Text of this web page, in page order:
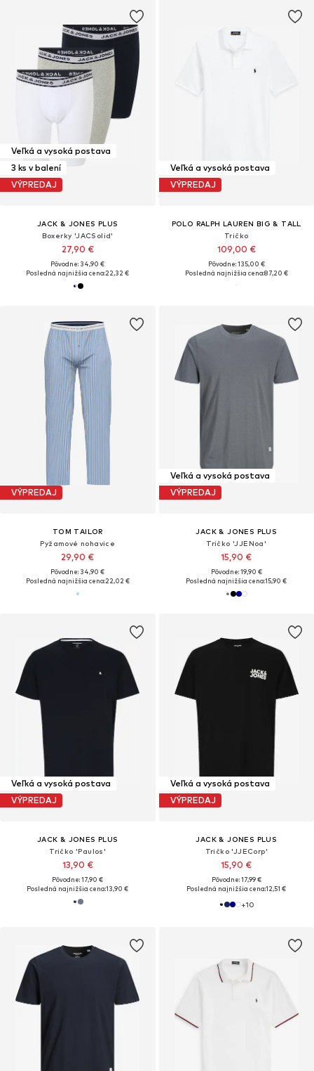
Veľká a vysoká postava
3 ks v balení
VÝPREDAJ
JACK & JONES PLUS
Boxerky 'JACSolid'
27,90 €
Pôvodne: 34,90 €
Posledná najnižšia cena:22,32 €
Veľká a vysoká postava
VÝPREDAJ
POLO RALPH LAUREN BIG & TALL
Tričko
109,00 €
Pôvodne: 135,00 €
Posledná najnižšia cena:87,20 €
VÝPREDAJ
TOM TAILOR
Pyžamové nohavice
29,90 €
Pôvodne: 34,90 €
Posledná najnižšia cena:22,02 €
Veľká a vysoká postava
VÝPREDAJ
JACK & JONES PLUS
Tričko 'JJENoa'
15,90 €
Pôvodne: 19,90 €
Posledná najnižšia cena:15,90 €
Veľká a vysoká postava
VÝPREDAJ
JACK & JONES PLUS
Tričko 'Paulos'
13,90 €
Pôvodne: 17,90 €
Posledná najnižšia cena:13,90 €
Veľká a vysoká postava
VÝPREDAJ
JACK & JONES PLUS
Tričko 'JJECorp'
15,90 €
Pôvodne: 17,99 €
Posledná najnižšia cena:12,51 €
+10